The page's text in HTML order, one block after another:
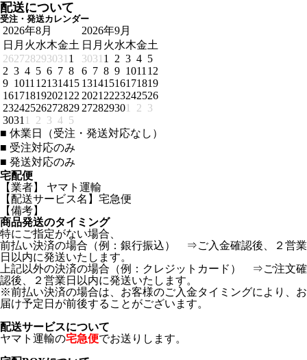
配送について
受注・発送カレンダー
2026年8月
日 月 火水木金土
262728293031 1
2 3 4 5 6 7 8
9 1011 12131415
161718192021 22
23242526272829
3031 1 2 3 4 5
2026年9月
日 月 火水木金土
3031 1 2 3 4 5
6 7 8 9 1011 12
13141516171819
2021 2223242526
272829301 2 3
■ 休業日（受注・発送対応なし）
■ 受注対応のみ
■ 発送対応のみ
宅配便
【業者】 ヤマト運輸
【配送サービス名】宅急便
【備考】
商品発送のタイミング
特にご指定がない場合、
前払い決済の場合（例：銀行振込） ⇒ご入金確認後、２営業
日以内に発送いたします。
上記以外の決済の場合（例：クレジットカード） ⇒ご注文確
認後、２営業日以内に発送いたします。
※前払い決済の場合は、お客様のご入金タイミングにより、お
届け予定日が前後することがございます。
配送サービスについて
ヤマト運輸の宅急便でお送りします。